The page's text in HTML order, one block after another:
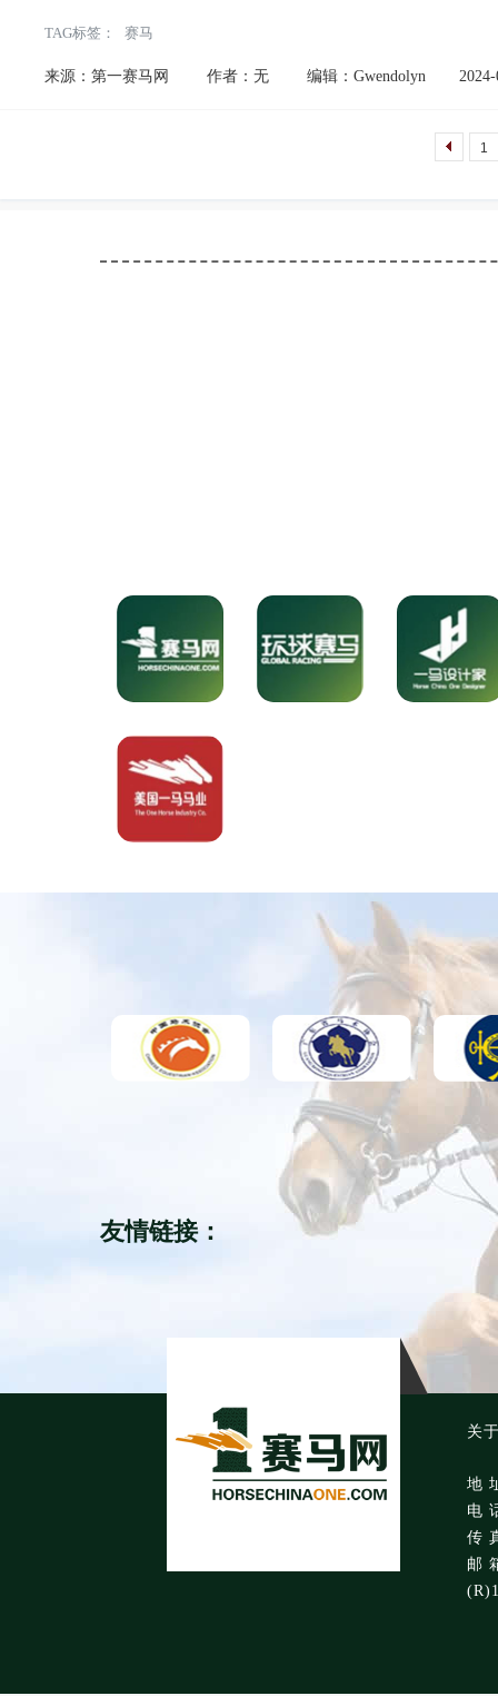
TAG标签： 赛马
来源：第一赛马网 作者：无 编辑：Gwendolyn
1
友情链接：
关
地
电
传
邮